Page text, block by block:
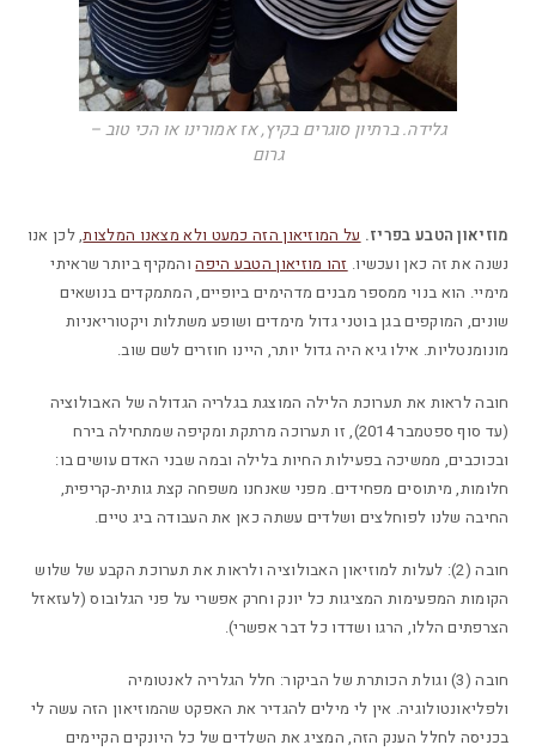
גלידה. ברתיון סוגרים בקיץ, אז אמורינו או הכי טוב –
גרום
מוזיאון הטבע בפריז. על המוזיאון הזה כמעט ולא מצאנו המלצות, לכן אנו
נשנה את זה כאן ועכשיו. זהו מוזיאון הטבע היפהוהמקיף ביותר שראיתי
מימיי. הוא בנוי ממספר מבנים מדהימים ביופיים, המתמקדים בנושאים
שונים, המוקפים בגן בוטני גדול מימדים ושופע משתלות ויקטוריאניות
מונומנטליות. אילו גיא היה גדול יותר, היינו חוזרים לשם שוב.
חובה לראות את תערוכת הלילה המוצגת בגלריה הגדולה של האבולוציה
(עד סוף ספטמבר 2014), זו תערוכה מרתקת ומקיפה שמתחילה בירח
ובכוכבים, ממשיכה בפעילות החיות בלילה ובמה שבני האדם עושים בו:
חלומות, מיתוסים מפחידים. מפני שאנחנו משפחה קצת גותית-קריפית,
החיבה שלנו לפוחלצים ושלדים עשתה כאן את העבודה ביג טיים.
חובה (2): לעלות למוזיאון האבולוציה ולראות את תערוכת הקבע של שלוש
הקומות המפעימות המציגות כל יונק וחרק אפשרי על פני הגלובוס (לעזאזל
הצרפתים הללו, הרגו ושדדו כל דבר אפשרי).
חובה (3) וגולת הכותרת של הביקור: חלל הגלריה לאנטומיה
ולפליאונטולוגיה. אין לי מילים להגדיר את האפקט שהמוזיאון הזה עשה לי
בכניסה לחלל הענק הזה, המציג את השלדים של כל היונקים הקיימים